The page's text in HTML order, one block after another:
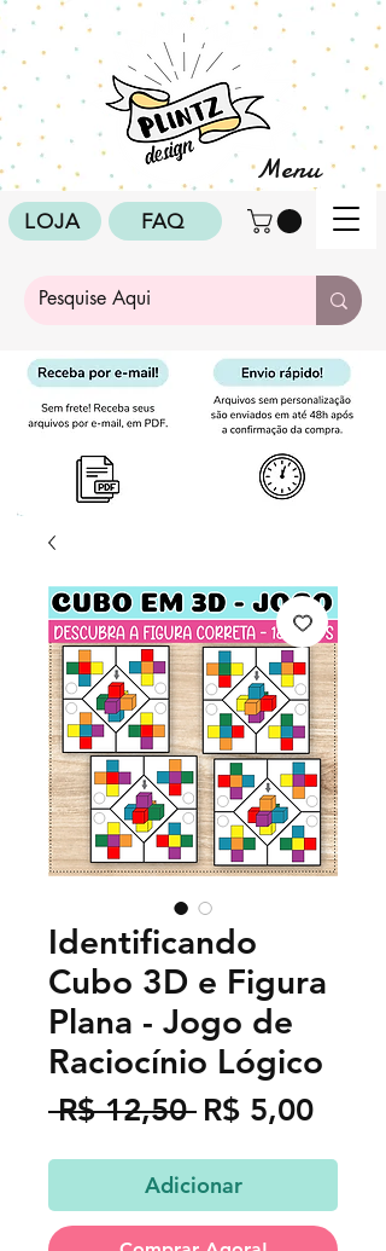
LOJA FAQ
Menu
Identificando
Cubo 3D e Figura
Plana - Jogo de
Raciocínio Lógico
R$ 12,50 Preço
R$ 5,00Preço
Adicionar